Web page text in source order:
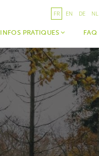
FR EN DE NL
INFOS PRATIQUES FAQ